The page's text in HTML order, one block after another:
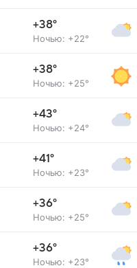
+38°
Ночью: +22°
+38°
Ночью: +25°
+43°
Ночью: +24°
+41°
Ночью: +23°
+36°
Ночью: +25°
+36°
Ночью: +23°